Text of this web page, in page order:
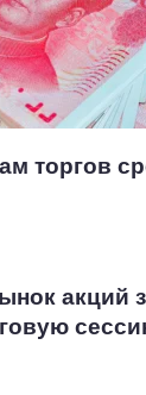
торгов
акций